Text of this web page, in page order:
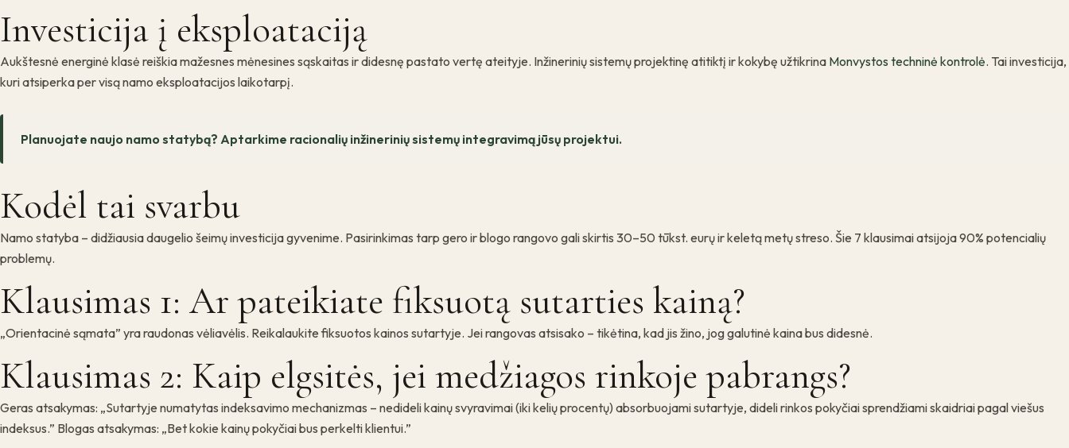
Investicija į eksploataciją
Aukštesnė energinė klasė reiškia mažesnes mėnesines sąskaitas ir didesnę pastato vertę ateityje. Inžinerinių sistemų projektinę atitiktį ir kokybę užtikrina Monvystos techninė kontrolė. Tai investicija,
kuri atsiperka per visą namo eksploatacijos laikotarpį.
Planuojate naujo namo statybą? Aptarkime racionalių inžinerinių sistemų integravimą jūsų projektui.
Kodėl tai svarbu
Namo statyba – didžiausia daugelio šeimų investicija gyvenime. Pasirinkimas tarp gero ir blogo rangovo gali skirtis 30–50 tūkst. eurų ir keletą metų streso. Šie 7 klausimai atsijoja 90% potencialių
problemų.
Klausimas 1: Ar pateikiate fiksuotą sutarties kainą?
„Orientacinė sąmata” yra raudonas vėliavėlis. Reikalaukite fiksuotos kainos sutartyje. Jei rangovas atsisako – tikėtina, kad jis žino, jog galutinė kaina bus didesnė.
Klausimas 2: Kaip elgsitės, jei medžiagos rinkoje pabrangs?
Geras atsakymas: „Sutartyje numatytas indeksavimo mechanizmas – nedideli kainų svyravimai (iki kelių procentų) absorbuojami sutartyje, dideli rinkos pokyčiai sprendžiami skaidriai pagal viešus
indeksus.” Blogas atsakymas: „Bet kokie kainų pokyčiai bus perkelti klientui.”